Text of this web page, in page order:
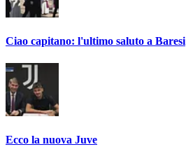
Ciao capitano: l'ultimo saluto a Baresi
Ecco la nuova Juve